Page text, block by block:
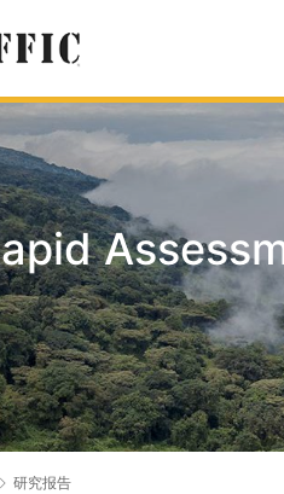
研究报告